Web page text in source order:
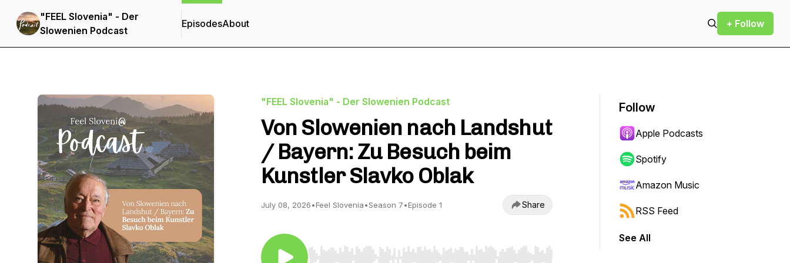
"FEEL Slovenia" - Der
Slowenien Podcast
EpisodesAbout + Follow
"FEEL Slovenia" - Der Slowenien Podcast
Von Slowenien nach Landshut
/ Bayern: Zu Besuch beim
Kunstler Slavko Oblak
July 08, 2026•Feel Slovenia•Season 7•Episode 1 Share
Follow
Apple Podcasts
Spotify
Amazon Music
RSS Feed
See All